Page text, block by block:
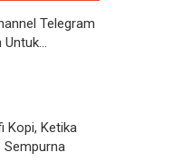
Telegram
Kopi, Ketika
Sempurna